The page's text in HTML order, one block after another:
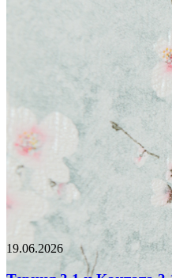
19.06.2026